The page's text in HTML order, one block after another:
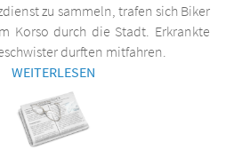
zu sammeln, trafen sich Biker
Korso durch die Stadt. Erkrankte
durften mitfahren.
WEITERLESEN